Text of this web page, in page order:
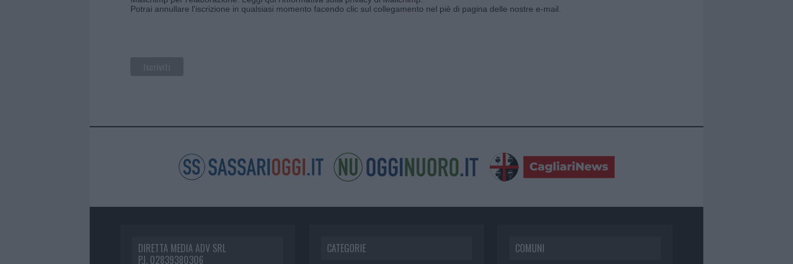
Potrai annullare l'iscrizione in qualsiasi momento facendo clic sul collegamento nel piè di pagina delle nostre e-mail.
DIRETTA MEDIA ADV SRL
P.I. 02839380306
CATEGORIE COMUNI